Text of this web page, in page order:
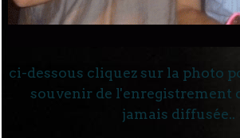
ci-dessous cliquez sur la photo
souvenir de l'enregistrement
jamais diffusée..